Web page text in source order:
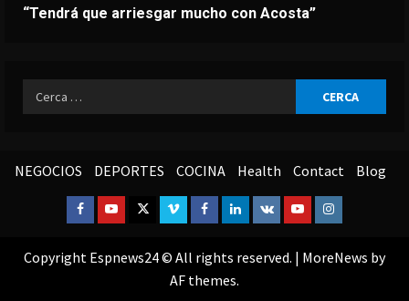
“Tendrá que arriesgar mucho con Acosta”
Ricerca
per:
NEGOCIOS DEPORTES COCINA Health Contact Blog
Facebook
YoutubeTwitterVimeoFacebook
Linkedin
VK YoutubeInstagram
Copyright Espnews24 © All rights reserved. | MoreNews by
AF themes.